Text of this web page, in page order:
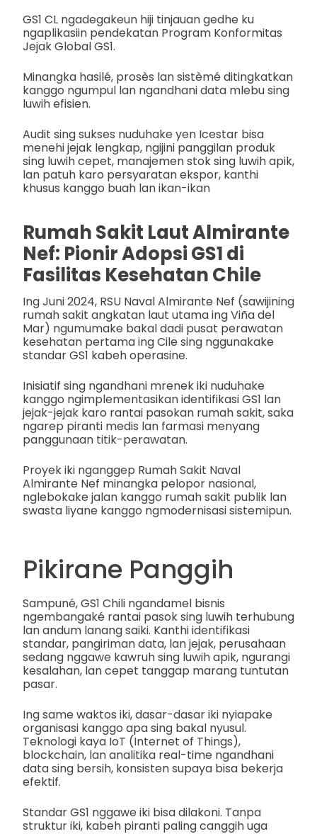
GS1 CL ngadegakeun hiji tinjauan gedhe ku
ngaplikasiin pendekatan Program Konformitas
Jejak Global GS1.
Minangka hasilé, prosès lan sistèmé ditingkatkan
kanggo ngumpul lan ngandhani data mlebu sing
luwih efisien.
Audit sing sukses nuduhake yen Icestar bisa
menehi jejak lengkap, ngijini panggilan produk
sing luwih cepet, manajemen stok sing luwih apik,
lan patuh karo persyaratan ekspor, kanthi
khusus kanggo buah lan ikan-ikan
Rumah Sakit Laut Almirante
Nef: Pionir Adopsi GS1 di
Fasilitas Kesehatan Chile
Ing Juni 2024, RSU Naval Almirante Nef (sawijining
rumah sakit angkatan laut utama ing Viña del
Mar) ngumumake bakal dadi pusat perawatan
kesehatan pertama ing Cile sing nggunakake
standar GS1 kabeh operasine.
Inisiatif sing ngandhani mrenek iki nuduhake
kanggo ngimplementasikan identifikasi GS1 lan
jejak-jejak karo rantai pasokan rumah sakit, saka
ngarep piranti medis lan farmasi menyang
panggunaan titik-perawatan.
Proyek iki nganggep Rumah Sakit Naval
Almirante Nef minangka pelopor nasional,
nglebokake jalan kanggo rumah sakit publik lan
swasta liyane kanggo ngmodernisasi sistemipun.
Pikirane Panggih
Sampuné, GS1 Chili ngandamel bisnis
ngembangaké rantai pasok sing luwih terhubung
lan andum lanang saiki. Kanthi identifikasi
standar, pangiriman data, lan jejak, perusahaan
sedang nggawe kawruh sing luwih apik, ngurangi
kesalahan, lan cepet tanggap marang tuntutan
pasar.
Ing same waktos iki, dasar-dasar iki nyiapake
organisasi kanggo apa sing bakal nyusul.
Teknologi kaya IoT (Internet of Things),
blockchain, lan analitika real-time ngandhani
data sing bersih, konsisten supaya bisa bekerja
efektif.
Standar GS1 nggawe iki bisa dilakoni. Tanpa
struktur iki, kabeh piranti paling canggih uga